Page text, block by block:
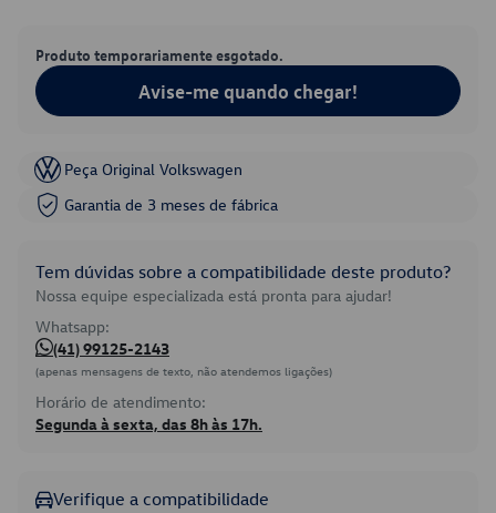
Produto temporariamente esgotado.
Avise-me quando chegar!
Peça Original Volkswagen
Garantia de 3 meses de fábrica
Tem dúvidas sobre a compatibilidade deste produto?
Nossa equipe especializada está pronta para ajudar!
Whatsapp:
(41) 99125-2143
(apenas mensagens de texto, não atendemos ligações)
Horário de atendimento:
Segunda à sexta, das 8h às 17h.
Verifique a compatibilidade